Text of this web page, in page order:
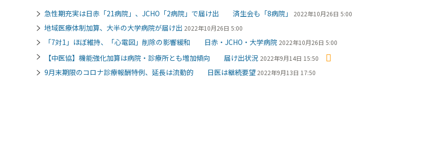
急性期充実は日赤「21病院」、JCHO「2病院」で届け出 済生会も「8病院」 2022年10月26日 5:00
地域医療体制加算、大半の大学病院が届け出 2022年10月26日 5:00
「7対1」ほぼ維持、「心電図」削除の影響緩和 日赤・JCHO・大学病院 2022年10月26日 5:00
【中医協】機能強化加算は病院・診療所とも増加傾向 届け出状況 2022年9月14日 15:50
9月末期限のコロナ診療報酬特例、延長は流動的 日医は継続要望 2022年9月13日 17:50